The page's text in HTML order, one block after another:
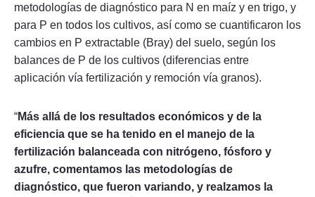
metodologías de diagnóstico para N en maíz y en trigo, y
para P en todos los cultivos, así como se cuantificaron los
cambios en P extractable (Bray) del suelo, según los
balances de P de los cultivos (diferencias entre
aplicación vía fertilización y remoción vía granos).
“Más allá de los resultados económicos y de la
eficiencia que se ha tenido en el manejo de la
fertilización balanceada con nitrógeno, fósforo y
azufre, comentamos las metodologías de
diagnóstico, que fueron variando, y realzamos la